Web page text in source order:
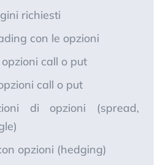
richiesti
con le opzioni
call o put
call o put
di opzioni (spread,
opzioni (hedging)